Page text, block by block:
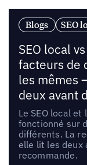
Blogs SEO
SEO local
facteurs de
les mêmes
deux avant
Le SEO local
fonctionné sur
différents. La
elle lit les deux
recommande.